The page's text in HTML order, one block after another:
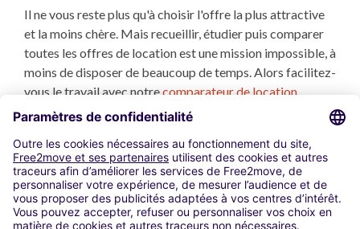
Il ne vous reste plus qu'à choisir l'offre la plus attractive
et la moins chère. Mais recueillir, étudier puis comparer
toutes les offres de location est une mission impossible, à
moins de disposer de beaucoup de temps. Alors facilitez-
vous le travail avec notrecomparateur de location
utilitaire. Nous analysons et comparons toutes les
quelques secondes vous disposez des propositions les
plus avantageuses.
Utilisation de cookies